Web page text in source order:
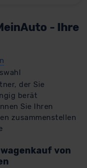
- Ihre
der Sie
berät
Sie Ihren
zusammenstellen
von